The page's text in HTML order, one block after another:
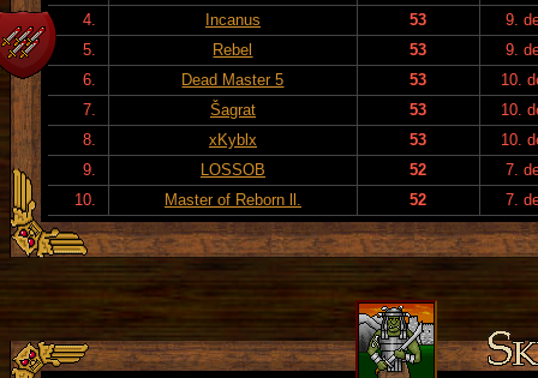
4.
Incanus 53
9.
5.
Rebel 53
9.
6.
Dead Master 5 53
10.
7.
Šagrat 53
10.
8.
xKyblx 53
10.
9.
LOSSOB 52
7.
10.
Master of Reborn ll. 52 7.